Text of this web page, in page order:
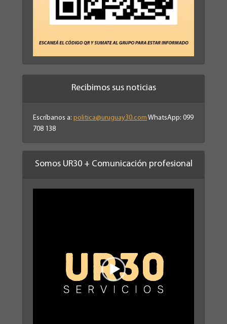
Recibimos sus noticias
Escríbanos a: politica@uruguay30.com WhatsApp: 099
708 138
Somos UR30 + Comunicación profesional